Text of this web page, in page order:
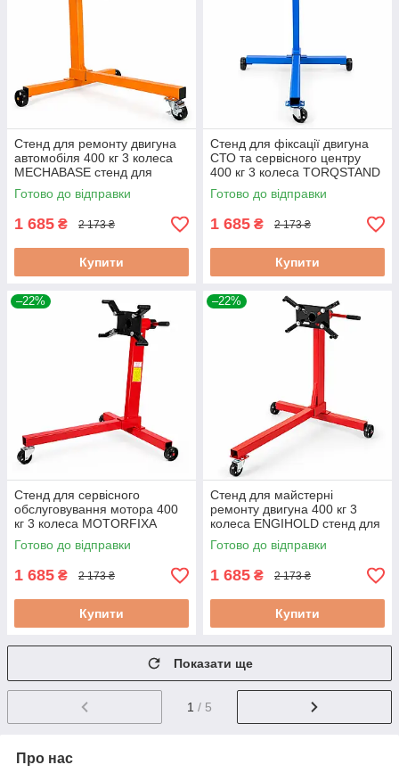
Стенд для ремонту двигуна
автомобіля 400 кг 3 колеса
MECHABASE стенд для
автомайстерні та сто
Готово до відправки
1 685 ₴ 2 173 ₴
Купити
Стенд для фіксації двигуна
СТО та сервісного центру
400 кг 3 колеса TORQSTAND
стенд для технічного
обслуговування двигуна
Готово до відправки
1 685 ₴ 2 173 ₴
Купити
–22%
Стенд для сервісного
обслуговування мотора 400
кг 3 колеса MOTORFIXA
стенд з колісною базою для
двигуна
Готово до відправки
1 685 ₴ 2 173 ₴
Купити
–22%
Стенд для майстерні
ремонту двигуна 400 кг 3
колеса ENGIHOLD стенд для
фіксації автомобільного
двигуна
Готово до відправки
1 685 ₴ 2 173 ₴
Купити
Показати ще
1 / 5
Про нас